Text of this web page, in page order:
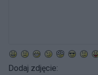
Dodaj zdjęcie: